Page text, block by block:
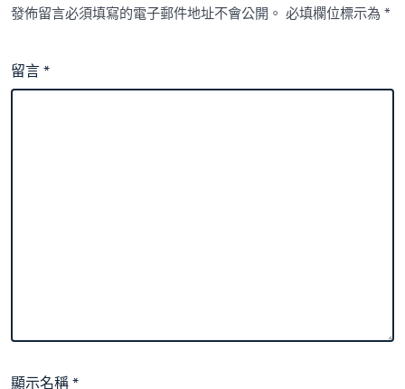
發佈留言必須填寫的電子郵件地址不會公開。 必填欄位標示為*
留言*
顯示名稱*